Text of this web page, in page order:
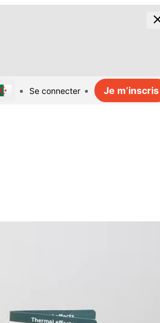
Se connecter Je m’inscris